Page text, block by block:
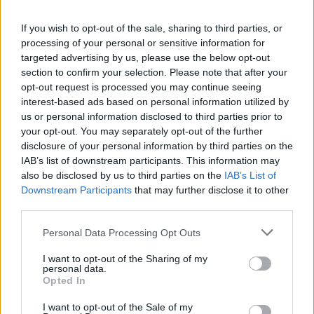
If you wish to opt-out of the sale, sharing to third parties, or
processing of your personal or sensitive information for
targeted advertising by us, please use the below opt-out
section to confirm your selection. Please note that after your
opt-out request is processed you may continue seeing
interest-based ads based on personal information utilized by
us or personal information disclosed to third parties prior to
your opt-out. You may separately opt-out of the further
disclosure of your personal information by third parties on the
IAB’s list of downstream participants. This information may
also be disclosed by us to third parties on the IAB’s List of
Downstream Participants that may further disclose it to other
Personal Data Processing Opt Outs
I want to opt-out of the Sharing of my
personal data.
Opted In
I want to opt-out of the Sale of my
Resumen de datos de la ruta entre Oviedo
Asturias y Alfaro La Rioja
Tipo dePrecio
por litro
Gasto
5l/100km
Gasto
7l/100km
Gasto
10l/100km
Gasolina 95
0,00€ 22l.-
0,00€
31 l.-
0,00€
45l.
Gasolina 98 0,00€ 22l.-
0,00€
31l.-
0,00€
45l.- 0,00€
Gasoil 0,00€ 22l.-31l.-45l.- 0,00€
0,00€
0,00€
Estado del tráfico e incidencias de la DGT en
Oviedo Asturias